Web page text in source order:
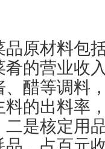
原材料包括
的营业收
醋等调料
的出料率
是核定用